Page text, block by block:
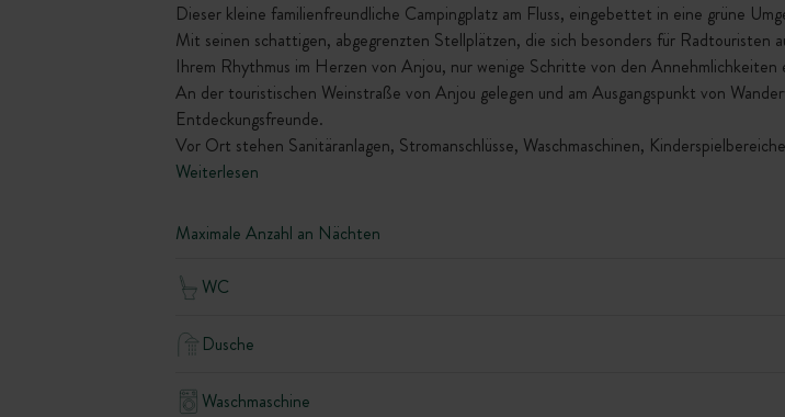
Dieser kleine familienfreundliche Campingplatz am Fluss, eingebettet in eine grüne
Mit seinen schattigen, abgegrenzten Stellplätzen, die sich besonders für Radtouristen
Ihrem Rhythmus im Herzen von Anjou, nur wenige Schritte von den
An der touristischen Weinstraße von Anjou gelegen und am Ausgangspunkt von
Entdeckungsfreunde.
Vor Ort stehen Sanitäranlagen, Stromanschlüsse, Waschmaschinen,
Weiterlesen
Maximale Anzahl an Nächten
WC
Dusche
Waschmaschine